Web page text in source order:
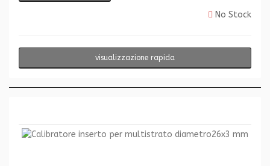
No Stock
visualizzazione rapida